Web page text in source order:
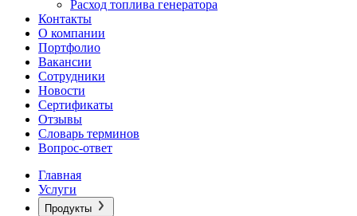
Расход топлива генератора
Контакты
О компании
Портфолио
Вакансии
Сотрудники
Новости
Сертификаты
Отзывы
Словарь терминов
Вопрос-ответ
Главная
Услуги
Продукты